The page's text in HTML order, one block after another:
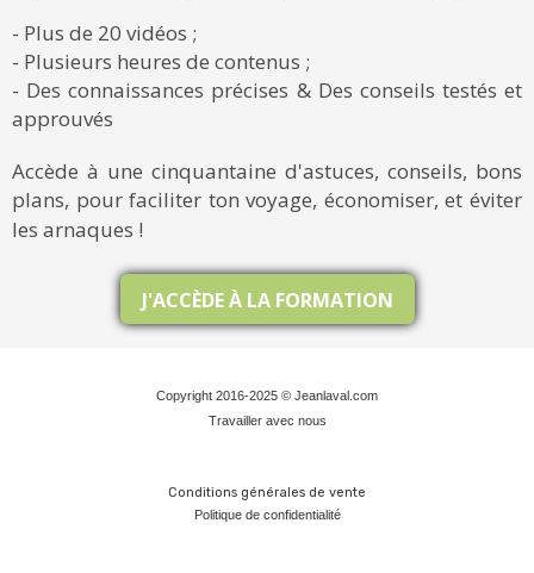
- Plus de 20 vidéos ;
- Plusieurs heures de contenus ;
- Des connaissances précises & Des conseils testés et
approuvés
Accède à une cinquantaine d'astuces, conseils, bons
plans, pour faciliter ton voyage, économiser, et éviter
les arnaques !
J'ACCÈDE À LA FORMATION
Copyright 2016-2025 © Jeanlaval.com
Travailler avec nous
Conditions générales de vente
Politique de confidentialité